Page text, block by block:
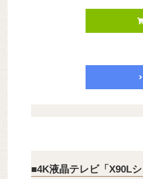
■4K液晶テレビ「X90Lシ